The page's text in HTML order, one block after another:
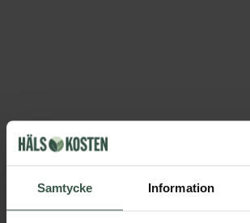
Samtycke Information